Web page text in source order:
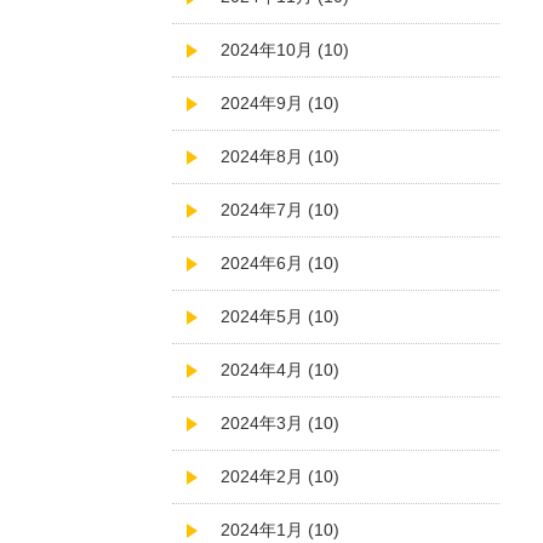
2024年10月 (10)
2024年9月 (10)
2024年8月 (10)
2024年7月 (10)
2024年6月 (10)
2024年5月 (10)
2024年4月 (10)
2024年3月 (10)
2024年2月 (10)
2024年1月 (10)